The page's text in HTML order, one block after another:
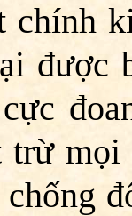
chính
được
mọi
chống